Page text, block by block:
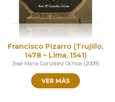
Francisco Pizarro (Trujillo,
1478 – Lima, 1541)
José María González Ochoa (2009)
VER MÁS